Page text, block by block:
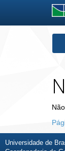
Universidade de